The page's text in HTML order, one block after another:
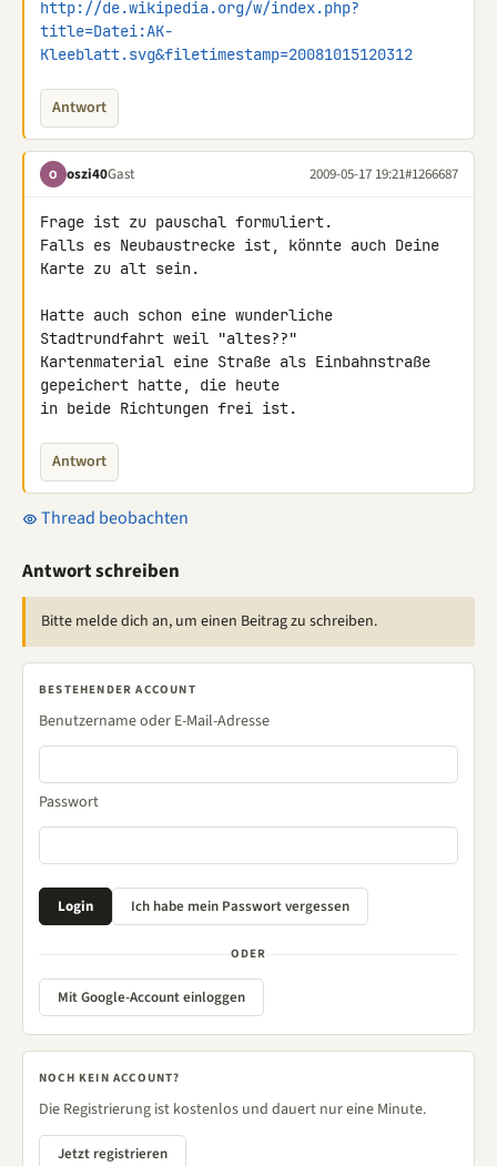
http://de.wikipedia.org/w/index.php?
title=Datei:AK-
Kleeblatt.svg&filetimestamp=20081015120312
Antwort
O oszi40Gast 2009-05-17 19:21#1266687
Frage ist zu pauschal formuliert.
Falls es Neubaustrecke ist, könnte auch Deine
Karte zu alt sein.
Hatte auch schon eine wunderliche
Stadtrundfahrt weil "altes??"
Kartenmaterial eine Straße als Einbahnstraße
gepeichert hatte, die heute
in beide Richtungen frei ist.
Antwort
Thread beobachten
Antwort schreiben
Bitte melde dich an, um einen Beitrag zu schreiben.
BESTEHENDER ACCOUNT
Benutzername oder E-Mail-Adresse
Passwort
ODER
Mit Google-Account einloggen
NOCH KEIN ACCOUNT?
Die Registrierung ist kostenlos und dauert nur eine Minute.
Jetzt registrieren